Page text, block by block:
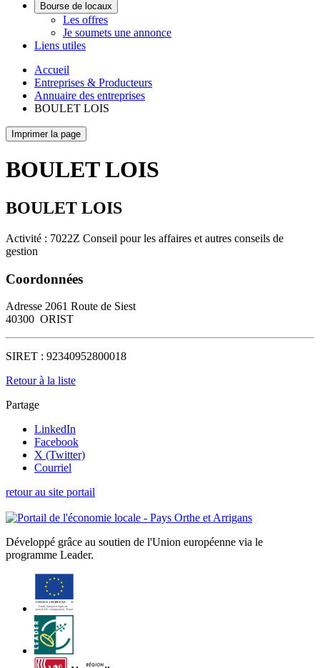
Bourse de locaux
Les offres
Je soumets une annonce
Liens utiles
Accueil
Entreprises & Producteurs
Annuaire des entreprises
BOULET LOIS
Imprimer la page
BOULET LOIS
BOULET LOIS
Activité : 7022Z Conseil pour les affaires et autres conseils de
gestion
Coordonnées
Adresse 2061 Route de Siest
40300 ORIST
SIRET : 92340952800018
Retour à la liste
Partage
LinkedIn
Facebook
X (Twitter)
Courriel
retour au site portail
Développé grâce au soutien de l'Union européenne via le
programme Leader.